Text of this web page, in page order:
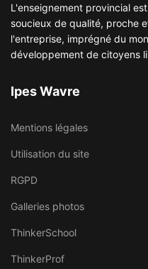
L'enseignement provincial
soucieux de qualité, proche
l'entreprise, imprégné du
développement de citoyens
Ipes Wavre
Mentions légales
Utilisation du site
RGPD
Galleries photos
ThinkerSchool
ThinkerProf